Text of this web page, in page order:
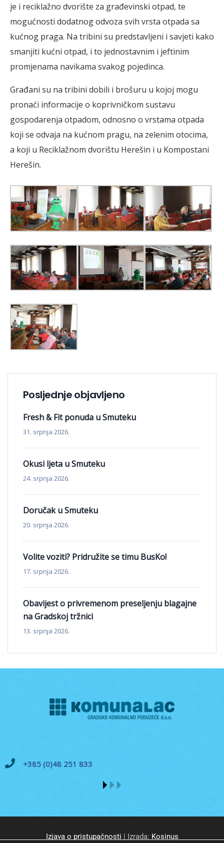
je i reciklažno dvorište za građevinski otpad, te
mogućnosti dodatnog odvoza svih vrsta otpada sa
kućnog praga. Na tribini su predstavljeni i savjeti kako
smanjiti kućni otpad, i to jednostavnim i jeftinim
promjenama navikama svakog pojedinca.
Građani su na tribini dobili i brošuru u kojoj mogu
pronaći informacije o koprivničkom sustavu
gospodarenja otpadom, odnosno o vrstama otpada
koji se odvaja na kućnom pragu, na zelenim otocima,
a koji u Reciklažnom dvorištu Herešin i u Kompostani
Herešin.
Posljednje objavljeno
Fresh & Fit ponuda u Smuteku
31. srpnja 2026.
Okusi ljeta u Smuteku
24. srpnja 2026.
Doručak u Smuteku
20. srpnja 2026.
Volite voziti? Pridružite se timu BusKo!
17. srpnja 2026.
Obavijest o privremenom preseljenju blagajne
na Gradskoj tržnici
13. srpnja 2026.
+385 (0)48 251 833
Izjava o pristupačnosti | Izrada: Kosinus